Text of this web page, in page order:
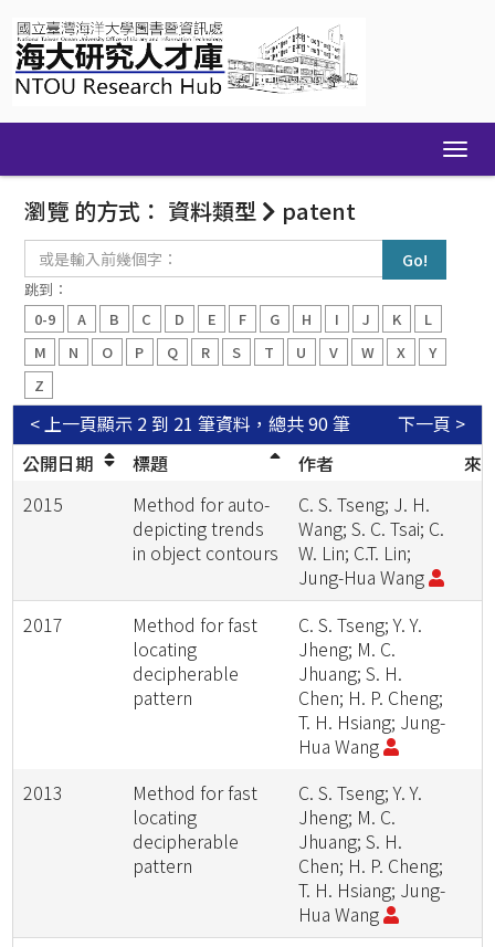
navigation
瀏覽 的方式： 資料類型 patent
入
前
幾
個
跳到：
0-9
A B C D E F G H I J K
L
M
N O P Q R S T U V W X
Y
Z
顯示 2 到 21 筆資料，總共 90 筆
< 上一頁
下一頁 >
公開日期
標題 作者
來
2015
Method for auto-
depicting trends
in object contours
C. S. Tseng; J. H.
Wang; S. C. Tsai; C.
W. Lin; C.T. Lin;
Jung-Hua Wang
2017
Method for fast
locating
decipherable
pattern
C. S. Tseng; Y. Y.
Jheng; M. C.
Jhuang; S. H.
Chen; H. P. Cheng;
T. H. Hsiang; Jung-
Hua Wang
2013
Method for fast
locating
decipherable
pattern
C. S. Tseng; Y. Y.
Jheng; M. C.
Jhuang; S. H.
Chen; H. P. Cheng;
T. H. Hsiang; Jung-
Hua Wang